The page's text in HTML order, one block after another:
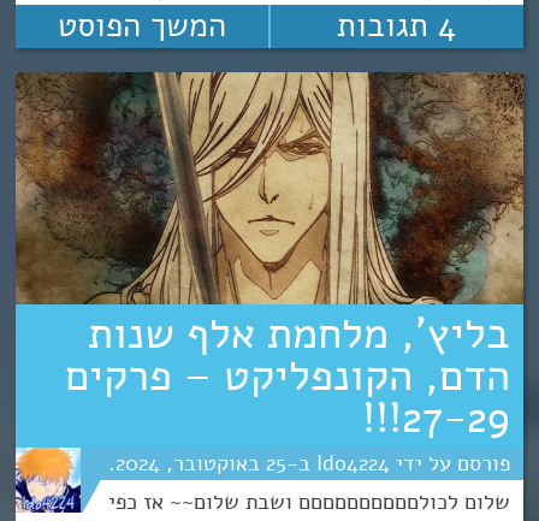
4 תגובות המשך הפוסט
בליץ’, מלחמת אלף שנות
הדם, הקונפליקט – פרקים
27-29!!!
Ido4224
25 אוקטובר 2024
שלום לכולםםםםםםםםםם ושבת שלום~~ אז כפי